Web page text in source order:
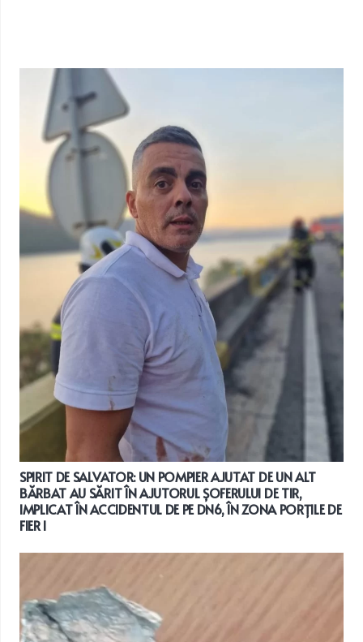
SPIRIT DE SALVATOR: UN POMPIER AJUTAT DE UN ALT
BĂRBAT AU SĂRIT ÎN AJUTORUL ȘOFERULUI DE TIR,
IMPLICAT ÎN ACCIDENTUL DE PE DN6, ÎN ZONA PORȚILE DE
FIER I